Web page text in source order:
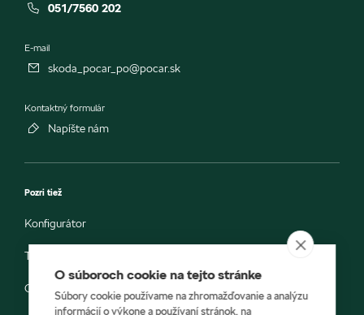
051/7560 202
E-mail
skoda_pocar_po@pocar.sk
Kontaktný formulár
Napíšte nám
Pozri tiež
Konfigurátor
Testovacia jazda
Objednávka do servisu
O súboroch cookie na tejto stránke
Súbory cookie používame na zhromažďovanie a analýzu
informácií o výkone a používaní stránok, na